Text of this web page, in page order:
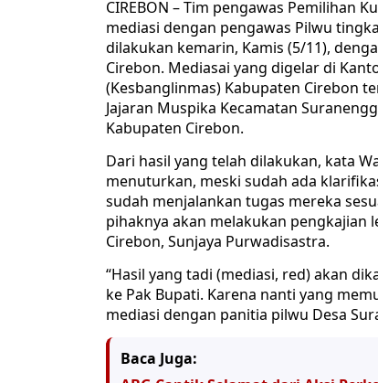
CIREBON – Tim pengawas Pemilihan
mediasi dengan pengawas Pilwu
dilakukan kemarin, Kamis (5/11),
Cirebon. Mediasai yang digelar di
(Kesbanglinmas) Kabupaten Cirebon
Jajaran Muspika Kecamatan
Kabupaten Cirebon.
Dari hasil yang telah dilakukan, kata
menuturkan, meski sudah ada
sudah menjalankan tugas mereka
pihaknya akan melakukan pengkajian
Cirebon, Sunjaya Purwadisastra.
“Hasil yang tadi (mediasi, red) akan
ke Pak Bupati. Karena nanti yang
mediasi dengan panitia pilwu Desa
Baca Juga: